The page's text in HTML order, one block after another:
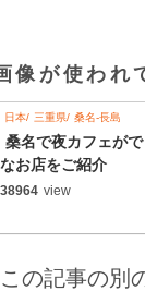
像が使われ
日本 三重県 桑名-長島
桑名で夜カフェが
なお店をご紹介
38964 view
この記事の別